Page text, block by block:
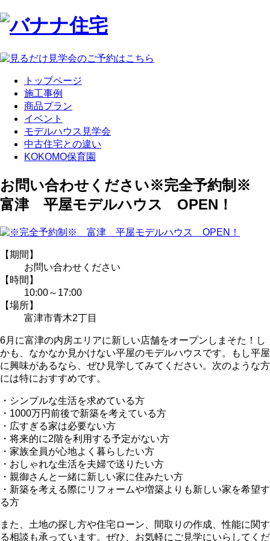
トップページ
施工事例
商品プラン
イベント
モデルハウス見学会
中古住宅との違い
KOKOMO保育園
お問い合わせください※完全予約制※
富津 平屋モデルハウス OPEN！
【期間】
お問い合わせください
【時間】
10:00～17:00
【場所】
富津市青木2丁目
6月に富津の内房エリアに新しい店舗をオープンしまそた！し
かも、なかなか見かけない平屋のモデルハウスです。もし平屋
に興味があるなら、ぜひ見学してみてください。次のような方
には特におすすめです。
・シンプルな生活を求めている方
・1000万円前後で新築を考えている方
・広すぎる家は必要ない方
・将来的に2階を利用する予定がない方
・家族全員が心地よく暮らしたい方
・おしゃれな生活を夫婦で送りたい方
・親御さんと一緒に新しい家に住みたい方
・新築を考える際にリフォームや増築よりも新しい家を希望す
る方
また、土地の探し方や住宅ローン、間取りの作成、性能に関す
る相談も承っています。ぜひ、お気軽にご見学にいらしてくだ